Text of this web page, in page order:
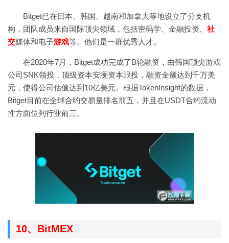
Bitget已在日本、韩国、越南和加拿大等地设立了分支机
构，团队成员来自国际顶尖领域，包括密码学、金融投资、 社
交媒体和电子游戏等。他们是一群优秀人才。
在2020年7月，Bitget成功完成了B轮融资，由韩国顶尖游戏
公司SNK领投，顶级资本安澜资本跟投，融资金额达到千万美
元，使得公司估值达到10亿美元。根据TokenInsight的数据，
Bitget目前在全球合约交易量排名前五，并且在USDT合约流动
性方面位列行业前三。
10、BitMEX